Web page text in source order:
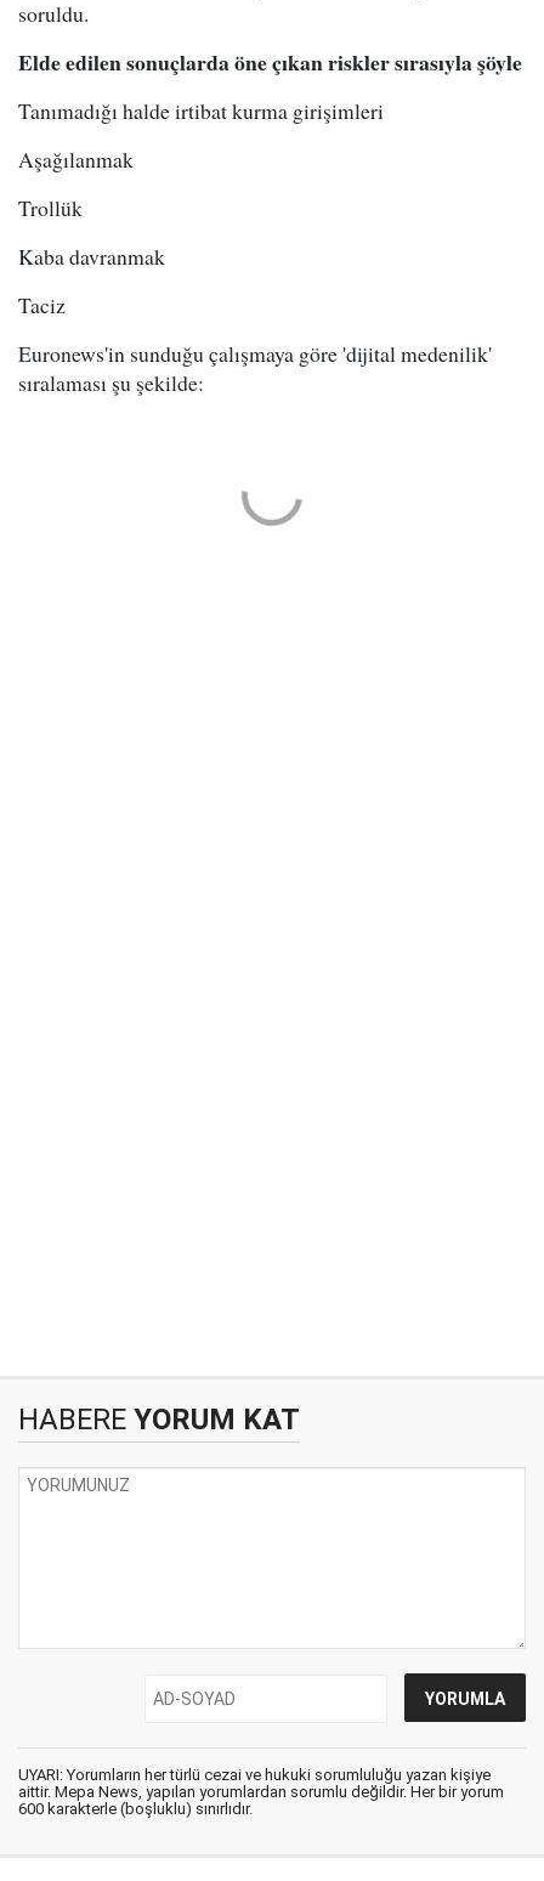
soruldu.
Elde edilen sonuçlarda öne çıkan riskler sırasıyla şöyle
Tanımadığı halde irtibat kurma girişimleri
Aşağılanmak
Trollük
Kaba davranmak
Taciz
Euronews'in sunduğu çalışmaya göre 'dijital medenilik'
sıralaması şu şekilde:
HABERE YORUM KAT
UYARI: Yorumların her türlü cezai ve hukuki sorumluluğu yazan kişiye
aittir. Mepa News, yapılan yorumlardan sorumlu değildir. Her bir yorum
600 karakterle (boşluklu) sınırlıdır.